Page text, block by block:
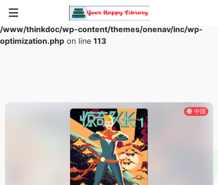
Warning
: Array to string conversion in
/www/thinkdoc/wp-content/themes/onenav/inc/wp-
optimization.php on line 113
中国